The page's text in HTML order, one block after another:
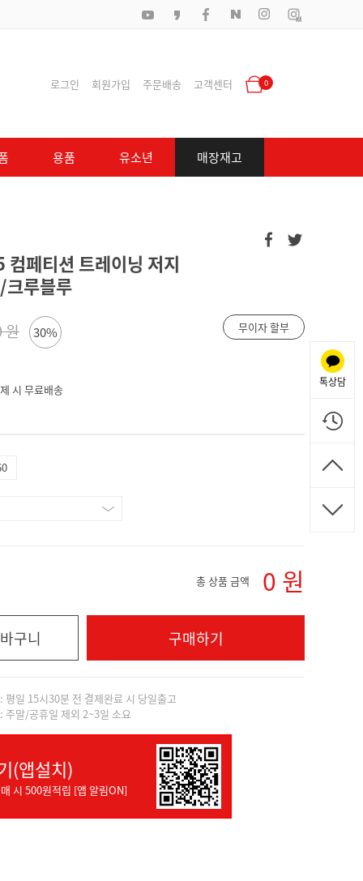
로그인 회원가입 주문배송 고객센터 0
용품 유소년 매장재고
페티션 트레이닝 저지
루블루
원 30% 무이자 할부
시 무료배송
총 상품 금액 0 원
구니 구매하기
평일 15시30분 전 결제완료 시 당일출고
주말/공휴일 제외 2~3일 소요
(앱설치)
시 500원적립 [앱 알림ON]
톡상담